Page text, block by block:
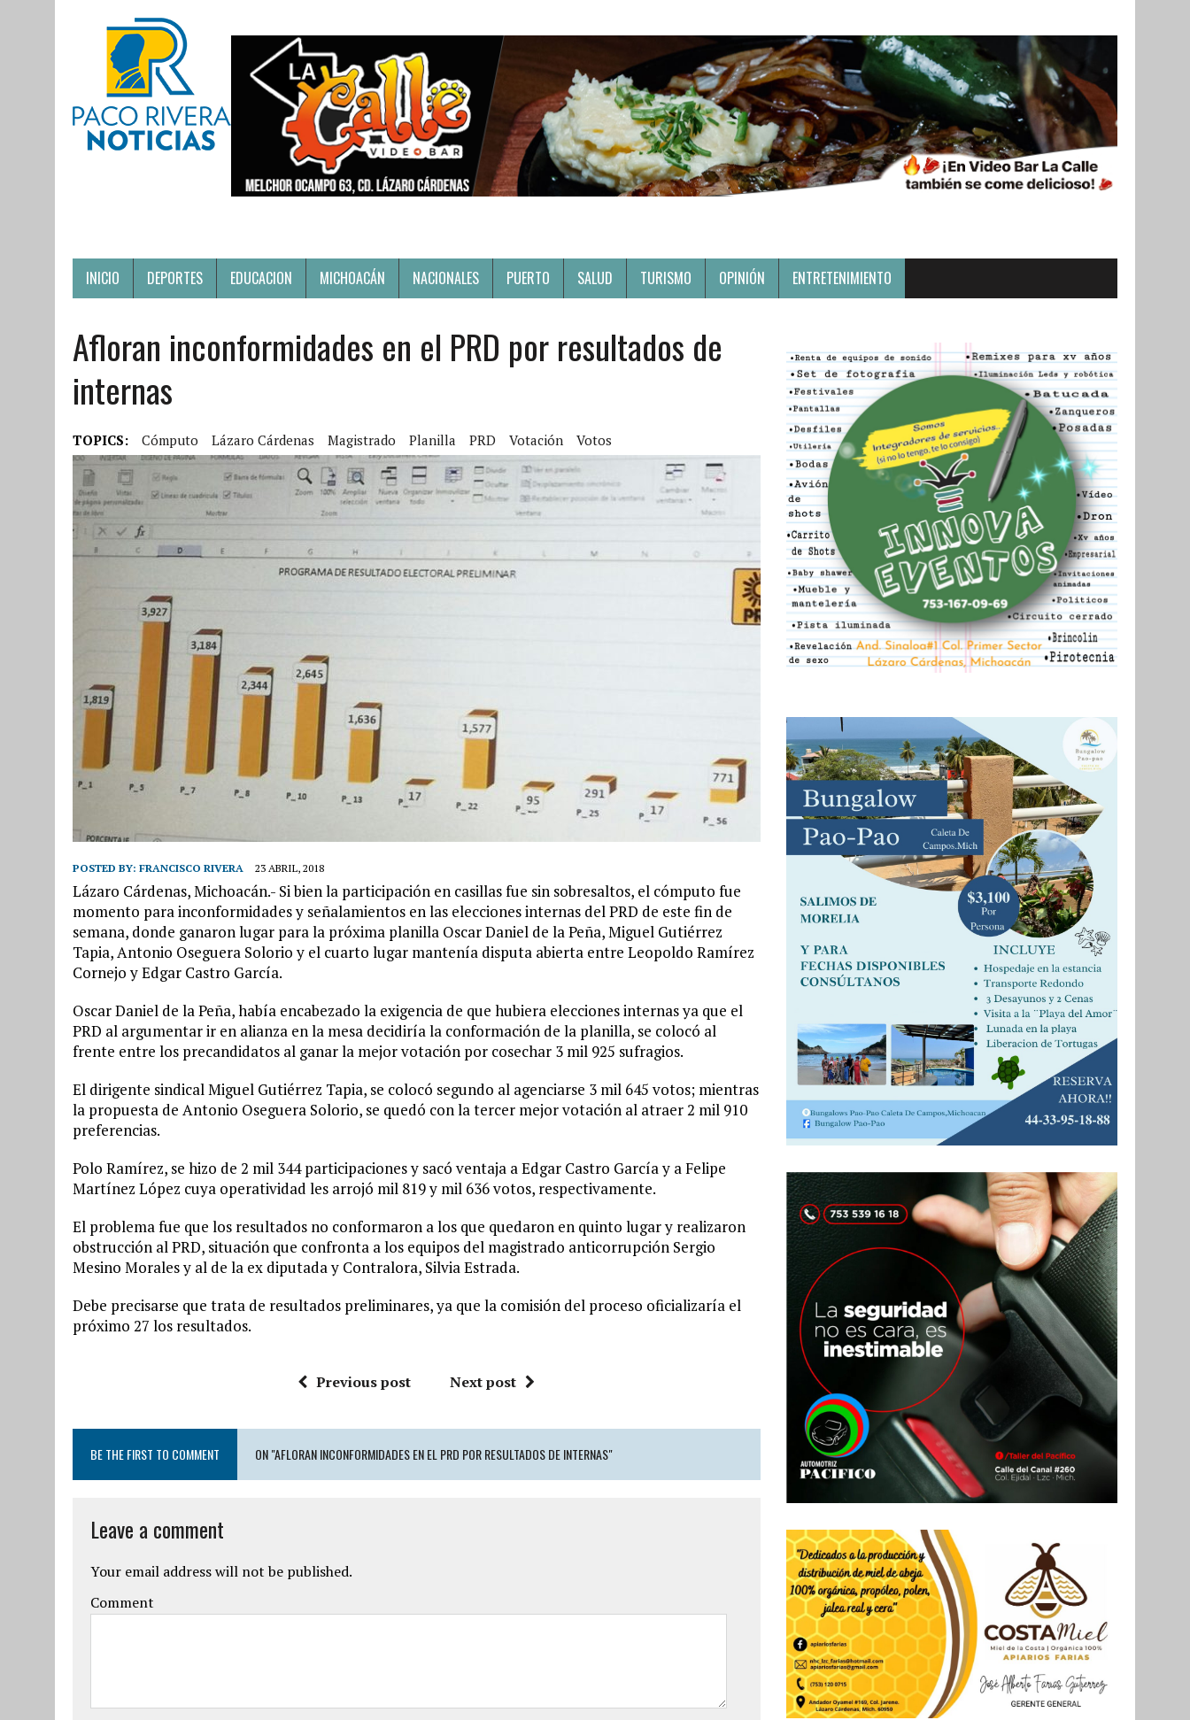
INICIO DEPORTES EDUCACION MICHOACÁN NACIONALES PUERTO SALUD TURISMO OPINIÓN ENTRETENIMIENTO
Afloran inconformidades en el PRD por resultados de
internas
TOPICS: Cómputo Lázaro Cárdenas Magistrado Planilla PRD Votación Votos
POSTED BY: FRANCISCO RIVERA 23 ABRIL, 2018
Lázaro Cárdenas, Michoacán.- Si bien la participación en casillas fue sin sobresaltos, el cómputo fue
momento para inconformidades y señalamientos en las elecciones internas del PRD de este fin de
semana, donde ganaron lugar para la próxima planilla Oscar Daniel de la Peña, Miguel Gutiérrez
Tapia, Antonio Oseguera Solorio y el cuarto lugar mantenía disputa abierta entre Leopoldo Ramírez
Cornejo y Edgar Castro García.
Oscar Daniel de la Peña, había encabezado la exigencia de que hubiera elecciones internas ya que el
PRD al argumentar ir en alianza en la mesa decidiría la conformación de la planilla, se colocó al
frente entre los precandidatos al ganar la mejor votación por cosechar 3 mil 925 sufragios.
El dirigente sindical Miguel Gutiérrez Tapia, se colocó segundo al agenciarse 3 mil 645 votos; mientras
la propuesta de Antonio Oseguera Solorio, se quedó con la tercer mejor votación al atraer 2 mil 910
preferencias.
Polo Ramírez, se hizo de 2 mil 344 participaciones y sacó ventaja a Edgar Castro García y a Felipe
Martínez López cuya operatividad les arrojó mil 819 y mil 636 votos, respectivamente.
El problema fue que los resultados no conformaron a los que quedaron en quinto lugar y realizaron
obstrucción al PRD, situación que confronta a los equipos del magistrado anticorrupción Sergio
Mesino Morales y al de la ex diputada y Contralora, Silvia Estrada.
Debe precisarse que trata de resultados preliminares, ya que la comisión del proceso oficializaría el
próximo 27 los resultados.
Previous post Next post
BE THE FIRST TO COMMENT ON "AFLORAN INCONFORMIDADES EN EL PRD POR RESULTADOS DE INTERNAS"
Leave a comment
Your email address will not be published.
Comment